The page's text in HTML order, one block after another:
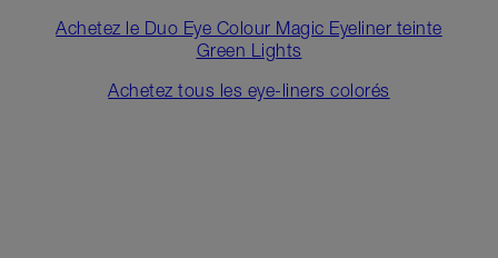
Achetez le Duo Eye Colour Magic Eyeliner teinte
Green Lights
Achetez tous les eye-liners colorés